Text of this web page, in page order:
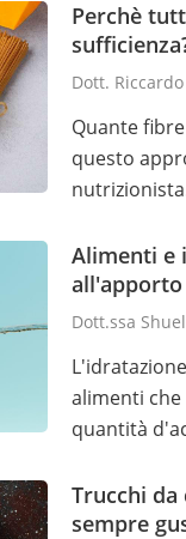
Perchè
Dott.
Quante
questo
Alimenti e
all'apporto
Dott.ssa
alimenti
quantità
Trucchi
sempre